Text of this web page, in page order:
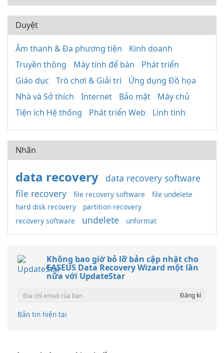
Duyệt
Âm thanh & Đa phương tiện
Kinh doanh
Truyền thông
Máy tính để bàn
Phát triển
Giáo dục
Trò chơi & Giải trí
Ứng dụng Đồ họa
Nhà và Sở thích
Internet Bảo mật
Máy chủ
Tiện ích Hệ thống
Phát triển Web Linh tinh
Nhãn
data recovery
data recovery software
file recovery
file recovery software
file undelete
hard disk recovery
partition recovery
recovery software
undelete unformat
Không bao giờ bỏ lỡ bản cập nhật cho
EASEUS Data Recovery Wizard một lần
nữa với UpdateStar
Bản tin hiện tại